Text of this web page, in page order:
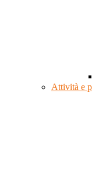
Attività e